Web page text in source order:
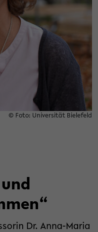
© Foto: Universität Bielefeld
Dr. Anna-Maria